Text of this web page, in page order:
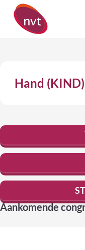
Hand (KIND)
Aankomende